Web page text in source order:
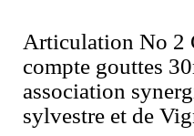
Articulation No 2
compte gouttes
association
sylvestre et de